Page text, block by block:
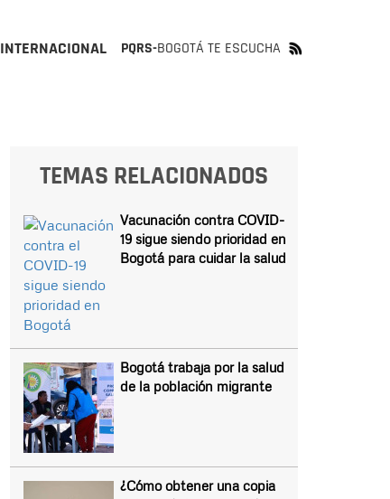
INTERNACIONAL PQRS-BOGOTÁ TE ESCUCHA
TEMAS RELACIONADOS
Vacunación contra COVID-
19 sigue siendo prioridad en
Bogotá para cuidar la salud
Bogotá trabaja por la salud
de la población migrante
¿Cómo obtener una copia